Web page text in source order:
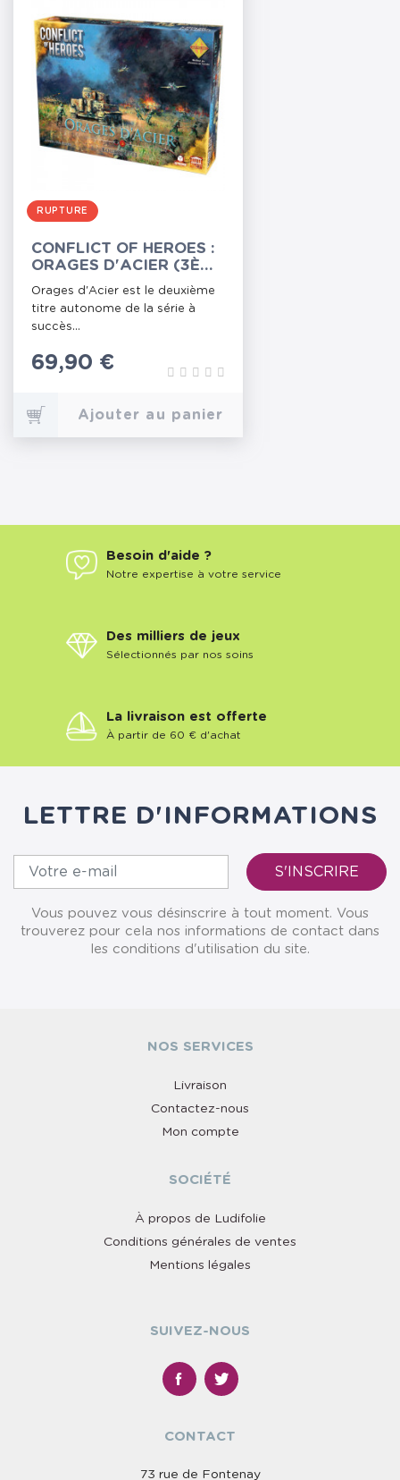
RUPTURE
CONFLICT OF HEROES :
ORAGES D'ACIER (3ÈME
ÉDITION)
Orages d'Acier est le deuxième
titre autonome de la série à
succès...
Prix
69,90 €
Ajouter au panier
Besoin d'aide ?
Notre expertise à votre service
Des milliers de jeux
Sélectionnés par nos soins
La livraison est offerte
À partir de 60 € d'achat
LETTRE D'INFORMATIONS
Vous pouvez vous désinscrire à tout moment. Vous
trouverez pour cela nos informations de contact dans
les conditions d'utilisation du site.
NOS SERVICES
Livraison
Contactez-nous
Mon compte
SOCIÉTÉ
À propos de Ludifolie
Conditions générales de ventes
Mentions légales
SUIVEZ-NOUS
CONTACT
73 rue de Fontenay